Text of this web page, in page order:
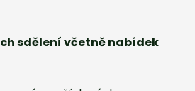
sdělení včetně nabídek